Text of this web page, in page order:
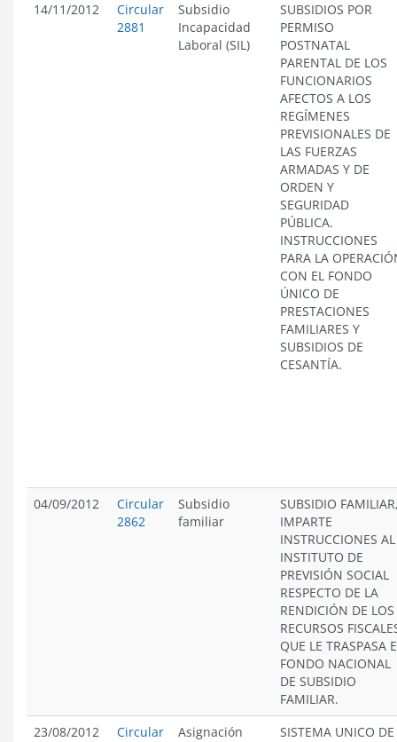
14/11/2012
Circular
2881
Subsidio
Incapacidad
Laboral (SIL)
SUBSIDIOS POR
PERMISO
POSTNATAL
PARENTAL DE LOS
FUNCIONARIOS
AFECTOS A LOS
REGÍMENES
PREVISIONALES DE
LAS FUERZAS
ARMADAS Y DE
ORDEN Y
SEGURIDAD
PÚBLICA.
INSTRUCCIONES
PARA LA
CON EL FONDO
ÚNICO DE
PRESTACIONES
FAMILIARES Y
SUBSIDIOS DE
CESANTÍA.
04/09/2012
Circular
2862
Subsidio
familiar
SUBSIDIO
IMPARTE
INSTRUCCIONES AL
INSTITUTO DE
PREVISIÓN SOCIAL
RESPECTO DE LA
RENDICIÓN DE LOS
RECURSOS
QUE LE TRASPASA
FONDO NACIONAL
DE SUBSIDIO
FAMILIAR.
23/08/2012
Circular
Asignación
SISTEMA UNICO DE